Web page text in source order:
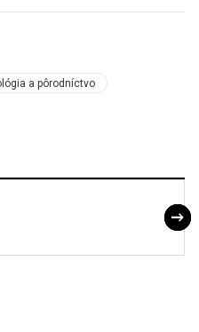
a pôrodníctvo